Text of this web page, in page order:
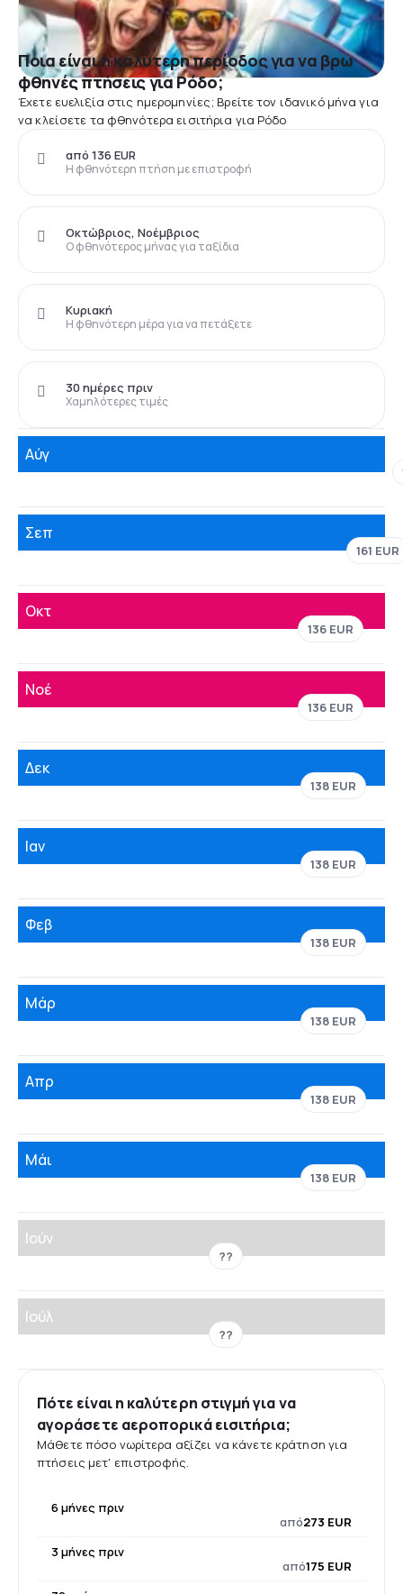
Ποια είναι η καλύτερη περίοδος για να βρω
φθηνές πτήσεις για Ρόδο;
Έχετε ευελιξία στις ημερομηνίες; Βρείτε τον ιδανικό μήνα για
να κλείσετε τα φθηνότερα εισιτήρια για Ρόδο
Η φθηνότερη πτήση με επιστροφή
από 136 EUR
Ο φθηνότερος μήνας για ταξίδια
Οκτώβριος, Νοέμβριος
Η φθηνότερη μέρα για να πετάξετε
Κυριακή
Χαμηλότερες τιμές
30 ημέρες πριν
Αύγ
Σεπ
161 EUR
Οκτ
136 EUR
Νοέ
136 EUR
Δεκ
138 EUR
Ιαν
138 EUR
Φεβ
138 EUR
Μάρ
138 EUR
Απρ
138 EUR
Μάι
138 EUR
Ιούν
??
Ιούλ
??
Πότε είναι η καλύτερη στιγμή για να
αγοράσετε αεροπορικά εισιτήρια;
Μάθετε πόσο νωρίτερα αξίζει να κάνετε κράτηση για
πτήσεις μετ' επιστροφής.
6 μήνες πριν
από273 EUR
3 μήνες πριν
από175 EUR